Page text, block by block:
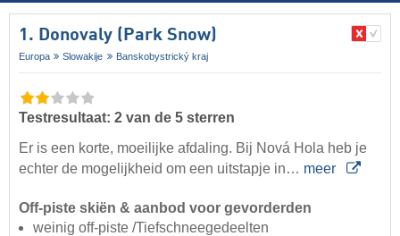
1. Donovaly (Park Snow)
Europa Slowakije Banskobystrický kraj
Testresultaat: 2 van de 5 sterren
Er is een korte, moeilijke afdaling. Bij Nová Hola heb je
echter de mogelijkheid om een uitstapje in… meer
Off-piste skiën & aanbod voor gevorderden
weinig off-piste /Tiefschneegedeelten